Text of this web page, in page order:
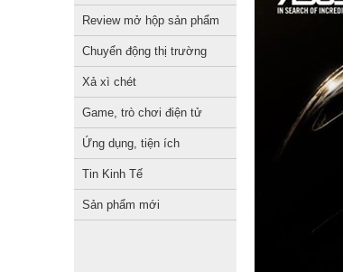
Review mở hộp sản phẩm
Chuyển động thị trường
Xả xì chét
Game, trò chơi điện tử
Ứng dụng, tiện ích
Tin Kinh Tế
Sản phẩm mới